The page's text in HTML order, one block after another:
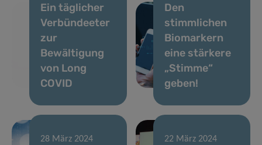
Ein täglicher
Verbündeeter
zur
Bewältigung
von Long
COVID
Den
stimmlichen
Biomarkern
eine stärkere
„Stimme“
geben!
28 März 2024 22 März 2024